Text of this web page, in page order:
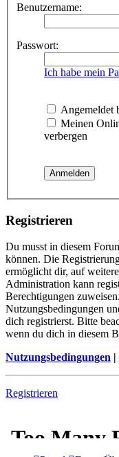
Benutzername:
Passwort:
Ich habe mein
Angemeldet
Meinen
verbergen
Registrieren
Du musst in diesem
können. Die
ermöglicht dir, auf
Administration kann
Berechtigungen
Nutzungsbedingungen
dich registrierst. Bitte
wenn du dich in diesem
Nutzungsbedingungen |
Registrieren